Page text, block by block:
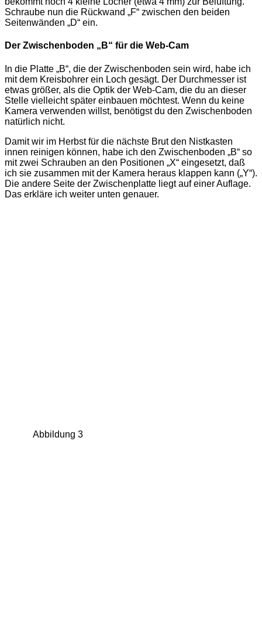
Schraube nun die Rückwand „F“ zwischen den beiden
Seitenwänden „D“ ein.
Der Zwischenboden „B“ für die Web-Cam
In die Platte „B“, die der Zwischenboden sein wird, habe ich
mit dem Kreisbohrer ein Loch gesägt. Der Durchmesser ist
etwas größer, als die Optik der Web-Cam, die du an dieser
Stelle vielleicht später einbauen möchtest. Wenn du keine
Kamera verwenden willst, benötigst du den Zwischenboden
natürlich nicht.
Damit wir im Herbst für die nächste Brut den Nistkasten
innen reinigen können, habe ich den Zwischenboden „B“ so
mit zwei Schrauben an den Positionen „X“ eingesetzt, daß
ich sie zusammen mit der Kamera heraus klappen kann („Y“).
Die andere Seite der Zwischenplatte liegt auf einer Auflage.
Das erkläre ich weiter unten genauer.
Abbildung 3